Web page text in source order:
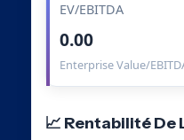
EV/EBITDA
0.00
Enterprise Value/
📈 Rentabilité De